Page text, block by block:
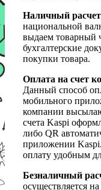
Наличный расчет
национальной
выдаем товарный
бухгалтерские
покупки товара.
Оплата на счет
Данный способ
мобильного
компании
счета Kaspi
либо QR
приложении
оплату удобным
Безналичный
осуществляется